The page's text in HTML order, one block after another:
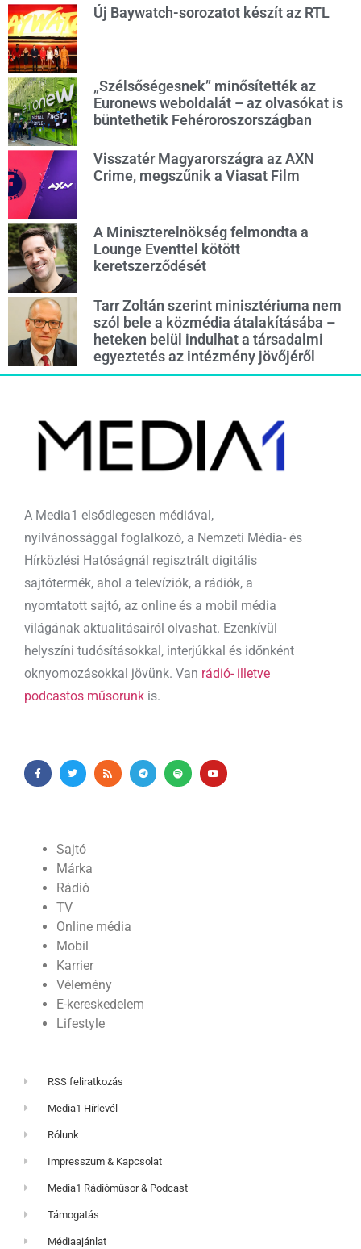
Új Baywatch-sorozatot készít az RTL
„Szélsőségesnek” minősítették az
Euronews weboldalát – az olvasókat is
büntethetik Fehéroroszországban
Visszatér Magyarországra az AXN
Crime, megszűnik a Viasat Film
A Miniszterelnökség felmondta a
Lounge Eventtel kötött
keretszerződését
Tarr Zoltán szerint minisztériuma nem
szól bele a közmédia átalakításába –
heteken belül indulhat a társadalmi
egyeztetés az intézmény jövőjéről
A Media1 elsődlegesen médiával,
nyilvánossággal foglalkozó, a Nemzeti Média- és
Hírközlési Hatóságnál regisztrált digitális
sajtótermék, ahol a televíziók, a rádiók, a
nyomtatott sajtó, az online és a mobil média
világának aktualitásairól olvashat. Ezenkívül
helyszíni tudósításokkal, interjúkkal és időnként
oknyomozásokkal jövünk. Van rádió- illetve
podcastos műsorunk is.
Sajtó
Márka
Rádió
TV
Online média
Mobil
Karrier
Vélemény
E-kereskedelem
Lifestyle
RSS feliratkozás
Media1 Hírlevél
Rólunk
Impresszum & Kapcsolat
Media1 Rádióműsor & Podcast
Támogatás
Médiaajánlat